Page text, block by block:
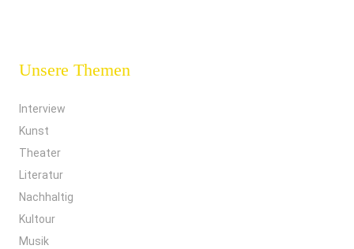
Unsere Themen
Interview
Kunst
Theater
Literatur
Nachhaltig
Kultour
Musik